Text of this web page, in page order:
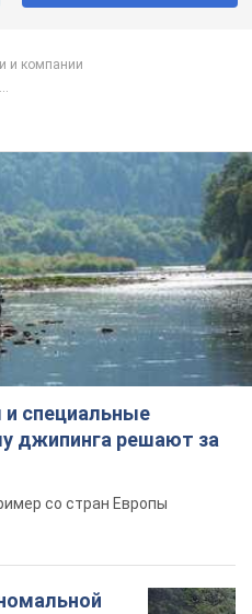
и компании
специальные
джипинга решают за
со стран Европы